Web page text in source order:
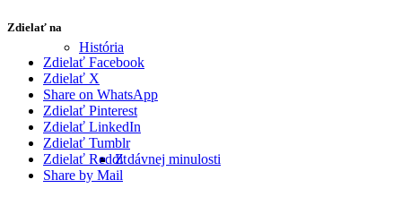
História
Z dávnej minulosti
Zdielať na
Zdielať Facebook
Zdielať X
Share on WhatsApp
Zdielať Pinterest
Zdielať LinkedIn
Zdielať Tumblr
Zdielať Reddit
Share by Mail